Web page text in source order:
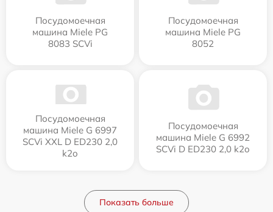
Посудомоечная
машина Miele PG
8083 SCVi
Посудомоечная
машина Miele PG
8052
Посудомоечная
машина Miele G 6997
SCVi XXL D ED230 2,0
k2o
Посудомоечная
машина Miele G 6992
SCVi D ED230 2,0 k2o
Показать больше